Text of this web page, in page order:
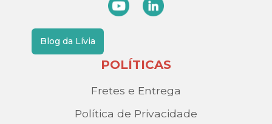
Blog da Lívia
POLÍTICAS
Fretes e Entrega
Política de Privacidade